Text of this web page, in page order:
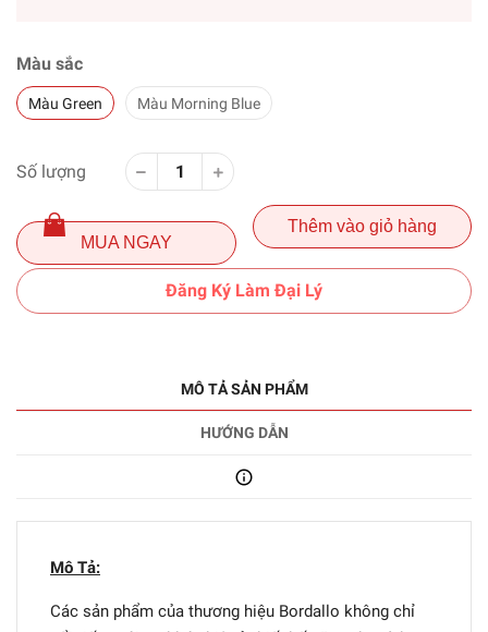
Màu sắc
Màu Green Màu Morning Blue
Số lượng
MUA NGAY
Thêm vào giỏ hàng
Đăng Ký Làm Đại Lý
MÔ TẢ SẢN PHẨM
HƯỚNG DẪN
Mô Tả:
Các sản phẩm của thương hiệu Bordallo không chỉ